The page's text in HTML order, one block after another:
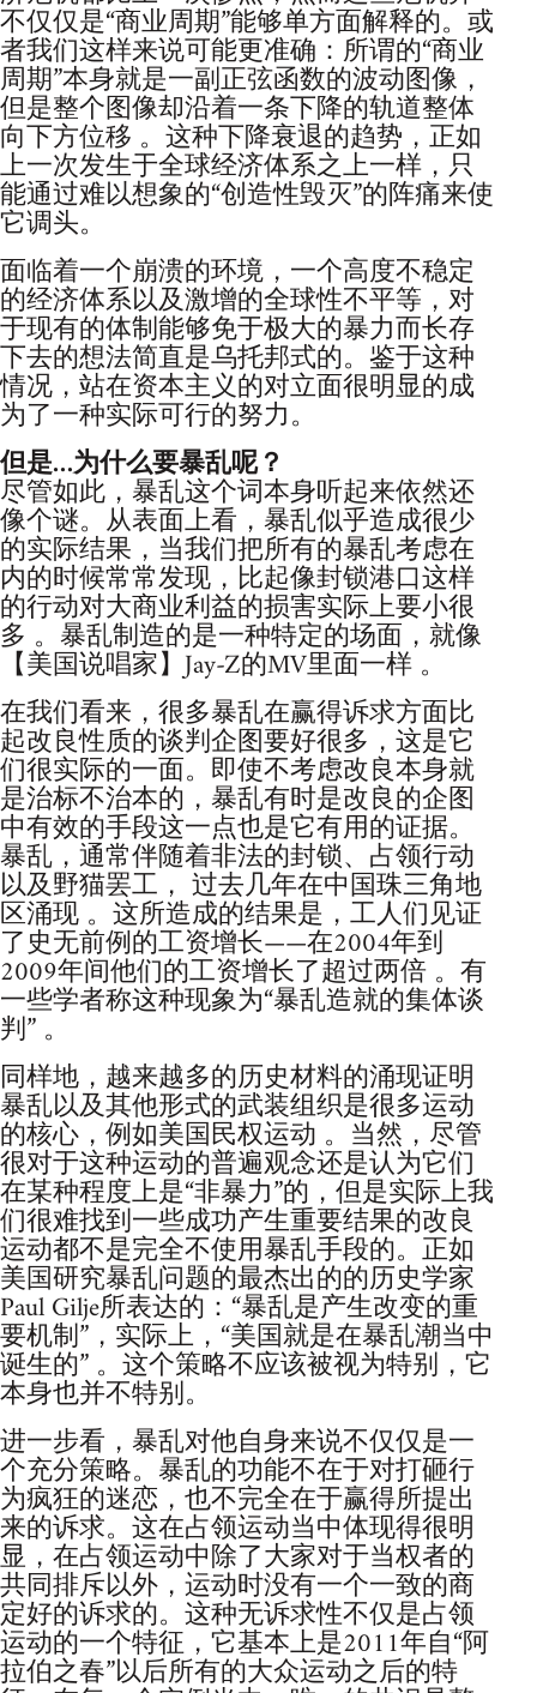
不仅仅是“商业周期”能够单方面解释的。或
者我们这样来说可能更准确：所谓的“商业
周期”本身就是一副正弦函数的波动图像，
但是整个图像却沿着一条下降的轨道整体
向下方位移 。这种下降衰退的趋势，正如
上一次发生于全球经济体系之上一样，只
能通过难以想象的“创造性毁灭”的阵痛来使
它调头。
面临着一个崩溃的环境，一个高度不稳定
的经济体系以及激增的全球性不平等，对
于现有的体制能够免于极大的暴力而长存
下去的想法简直是乌托邦式的。鉴于这种
情况，站在资本主义的对立面很明显的成
为了一种实际可行的努力。
但是…为什么要暴乱呢？
尽管如此，暴乱这个词本身听起来依然还
像个谜。从表面上看，暴乱似乎造成很少
的实际结果，当我们把所有的暴乱考虑在
内的时候常常发现，比起像封锁港口这样
的行动对大商业利益的损害实际上要小很
多 。暴乱制造的是一种特定的场面，就像
【美国说唱家】Jay-Z的MV里面一样 。
在我们看来，很多暴乱在赢得诉求方面比
起改良性质的谈判企图要好很多，这是它
们很实际的一面。即使不考虑改良本身就
是治标不治本的，暴乱有时是改良的企图
中有效的手段这一点也是它有用的证据。
暴乱，通常伴随着非法的封锁、占领行动
以及野猫罢工， 过去几年在中国珠三角地
区涌现 。这所造成的结果是，工人们见证
了史无前例的工资增长——在2004年到
2009年间他们的工资增长了超过两倍 。有
一些学者称这种现象为“暴乱造就的集体谈
判” 。
同样地，越来越多的历史材料的涌现证明
暴乱以及其他形式的武装组织是很多运动
的核心，例如美国民权运动 。当然，尽管
很对于这种运动的普遍观念还是认为它们
在某种程度上是“非暴力”的，但是实际上我
们很难找到一些成功产生重要结果的改良
运动都不是完全不使用暴乱手段的。正如
美国研究暴乱问题的最杰出的的历史学家
Paul Gilje所表达的：“暴乱是产生改变的重
要机制”，实际上，“美国就是在暴乱潮当中
诞生的” 。这个策略不应该被视为特别，它
本身也并不特别。
进一步看，暴乱对他自身来说不仅仅是一
个充分策略。暴乱的功能不在于对打砸行
为疯狂的迷恋，也不完全在于赢得所提出
来的诉求。这在占领运动当中体现得很明
显，在占领运动中除了大家对于当权者的
共同排斥以外，运动时没有一个一致的商
定好的诉求的。这种无诉求性不仅是占领
运动的一个特征，它基本上是2011年自“阿
拉伯之春”以后所有的大众运动之后的特